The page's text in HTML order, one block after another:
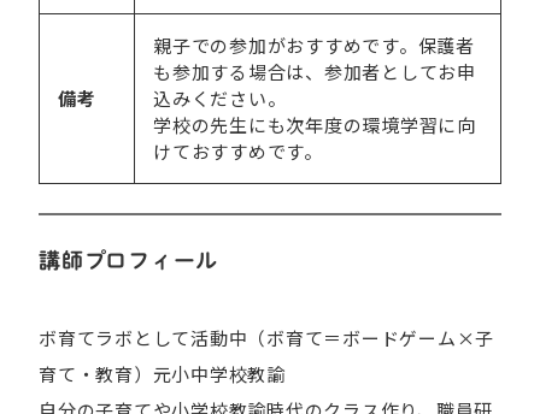
備考
親子での参加がおすすめです。保護者
も参加する場合は、参加者としてお申
込みください。
学校の先生にも次年度の環境学習に向
けておすすめです。
講師プロフィール
ボ育てラボとして活動中（ボ育て＝ボードゲーム×子
育て・教育）元小中学校教諭